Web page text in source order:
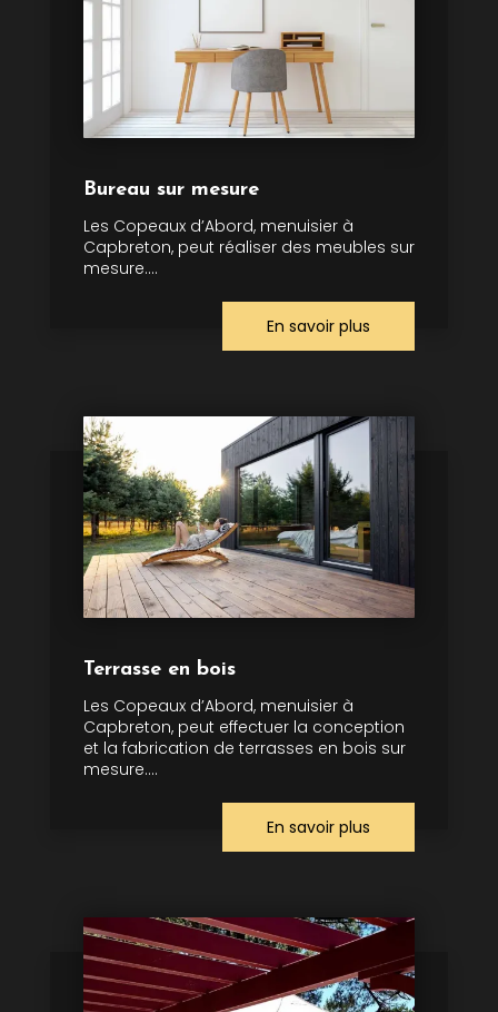
Bureau sur mesure
Les Copeaux d’Abord, menuisier à
Capbreton, peut réaliser des meubles sur
mesure....
En savoir plus
Terrasse en bois
Les Copeaux d’Abord, menuisier à
Capbreton, peut effectuer la conception
et la fabrication de terrasses en bois sur
mesure....
En savoir plus